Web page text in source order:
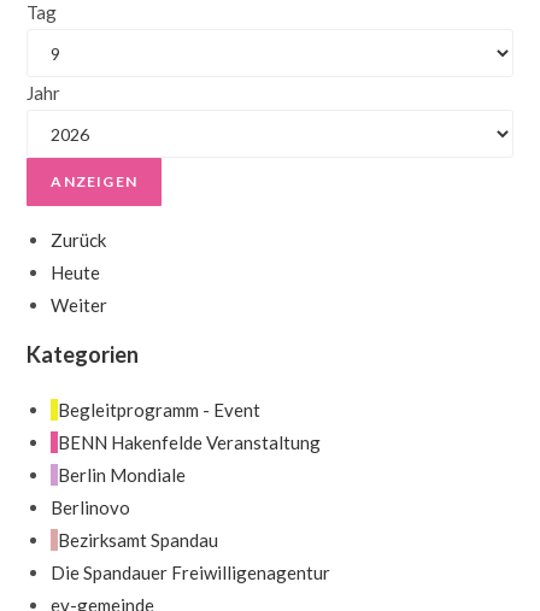
Tag
Jahr
Zurück
Heute
Weiter
Kategorien
Begleitprogramm - Event
BENN Hakenfelde Veranstaltung
Berlin Mondiale
Berlinovo
Bezirksamt Spandau
Die Spandauer Freiwilligenagentur
ev-gemeinde